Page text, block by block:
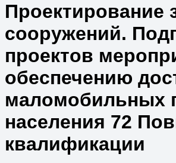
Проектирование
сооружений.
проектов
обеспечению
маломобильных
населения 72
квалификации